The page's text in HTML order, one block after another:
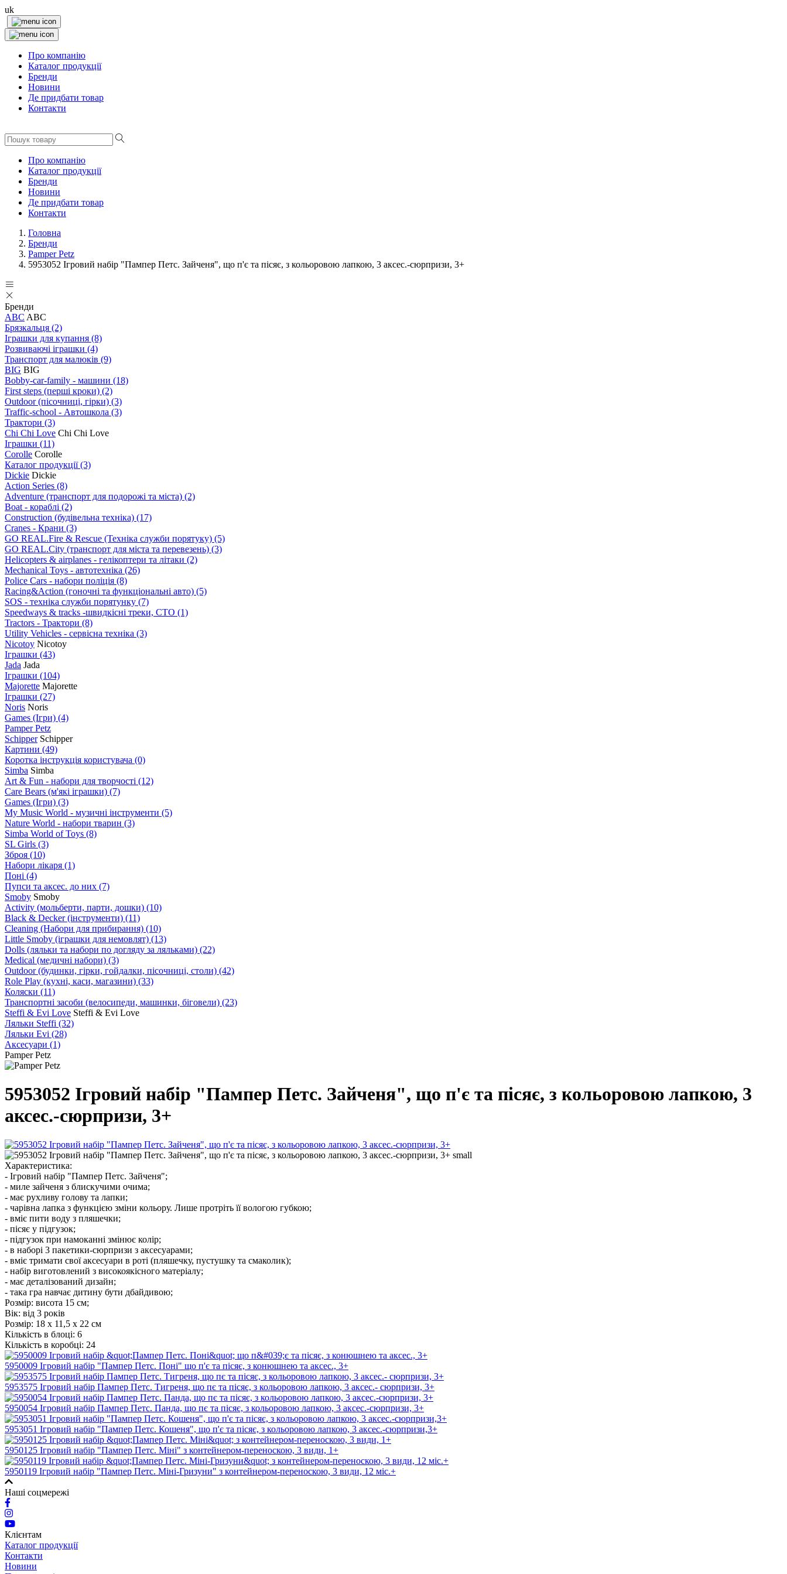
uk
Про компанію
Каталог продукції
Бренди
Новини
Де придбати товар
Контакти
Про компанію
Каталог продукції
Бренди
Новини
Де придбати товар
Контакти
Головна
Бренди
Pamper Petz
5953052 Ігровий набір "Пампер Петс. Зайченя", що п'є та пісяє, з кольоровою лапкою, 3 аксес.-сюрпризи, 3+
Бренди
ABC ABC
Брязкальця (2)
Іграшки для купання (8)
Розвиваючі іграшки (4)
Транспорт для малюків (9)
BIG BIG
Bobby-car-family - машини (18)
First steps (перші кроки) (2)
Outdoor (пісочниці, гірки) (3)
Traffic-school - Автошкола (3)
Трактори (3)
Chi Chi Love Chi Chi Love
Іграшки (11)
Corolle Corolle
Каталог продукції(3)
Dickie Dickie
Action Series (8)
Adventure (транспорт для подорожі та міста) (2)
Boat - кораблі (2)
Construction (будівельна техніка) (17)
Cranes - Крани (3)
GO REAL.Fire & Rescue (Техніка служби порятуку) (5)
GO REAL.City (транспорт для міста та перевезень) (3)
Helicopters & airplanes - гелікоптери та літаки (2)
Mechanical Toys - автотехніка (26)
Police Cars - набори поліція (8)
Racing&Action (гоночні та функціональні авто) (5)
SOS - техніка служби порятунку (7)
Speedways & tracks -швидкісні треки, СТО (1)
Tractors - Трактори (8)
Utility Vehicles - сервісна техніка (3)
Nicotoy Nicotoy
Іграшки (43)
Jada Jada
Іграшки (104)
Majorette Majorette
Іграшки (27)
Noris Noris
Games (Ігри) (4)
Pamper Petz
Schipper Schipper
Картини (49)
Коротка інструкція користувача (0)
Simba Simba
Art & Fun - набори для творчості (12)
Care Bears (м'які іграшки) (7)
Games (Ігри) (3)
My Music World - музичні інструменти (5)
Nature World - набори тварин (3)
Simba World of Toys (8)
SL Girls (3)
Зброя (10)
Набори лікаря (1)
Поні (4)
Пупси та аксес. до них (7)
Smoby Smoby
Аctivity (мольберти, парти, дошки) (10)
Black & Decker (інструменти) (11)
Cleaning (Набори для прибирання) (10)
Little Smoby (іграшки для немовлят) (13)
Dolls (ляльки та набори по догляду за ляльками) (22)
Medical (медичні набори) (3)
Outdoor (будинки, гірки, гойдалки, пісочниці, столи) (42)
Role Play (кухні, каси, магазини) (33)
Коляски (11)
Транспортні засоби (велосипеди, машинки, біговели) (23)
Steffi & Evi Love Steffi & Evi Love
Ляльки Steffi (32)
Ляльки Evi (28)
Аксесуари (1)
Pamper Petz
5953052 Ігровий набір "Пампер Петс. Зайченя", що п'є та пісяє, з кольоровою лапкою, 3
аксес.-сюрпризи, 3+
Характеристика:
- Ігровий набір "Пампер Петс. Зайченя";
- миле зайченя з блискучими очима;
- має рухливу голову та лапки;
- чарівна лапка з функцією зміни кольору. Лише протріть її вологою губкою;
- вміє пити воду з пляшечки;
- пісяє у підгузок;
- підгузок при намоканні змінює колір;
- в наборі 3 пакетики-сюрпризи з аксесуарами;
- вміє тримати свої аксесуари в роті (пляшечку, пустушку та смаколик);
- набір виготовлений з високоякісного матеріалу;
- має деталізований дизайн;
- така гра навчає дитину бути дбайдивою;
Розмір: висота 15 см;
Вік: від 3 років
Розмір: 18 х 11,5 х 22 см
Кількість в блоці: 6
Кількість в коробці: 24
5950009 Ігровий набір "Пампер Петс. Поні" що п'є та пісяє, з конюшнею та аксес., 3+
5953575 Ігровий набір Пампер Петс. Тигреня, що пє та пісяє, з кольоровою лапкою, 3 аксес.- сюрпризи, 3+
5950054 Ігровий набір Пампер Петс. Панда, що пє та пісяє, з кольоровою лапкою, 3 аксес.-сюрпризи, 3+
5953051 Ігровий набір "Пампер Петс. Кошеня", що п'є та пісяє, з кольоровою лапкою, 3 аксес.-сюрпризи,3+
5950125 Ігровий набір "Пампер Петс. Міні" з контейнером-переноскою, 3 види, 1+
5950119 Ігровий набір "Пампер Петс. Міні-Гризуни" з контейнером-переноскою, 3 види, 12 міс.+
Наші соцмережі
Клієнтам
Каталог продукції
Контакти
Новини